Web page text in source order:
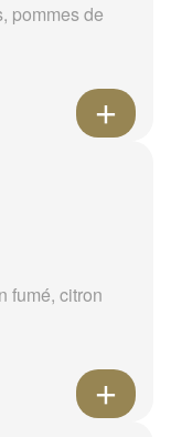
pommes de
fumé, citron